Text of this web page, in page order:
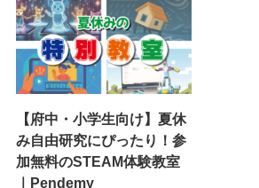
【府中・小学生向け】夏休
み自由研究にぴったり！参
加無料のSTEAM体験教室
｜Pendemy